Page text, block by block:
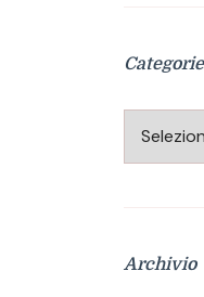
Categorie
Categorie
Archivio